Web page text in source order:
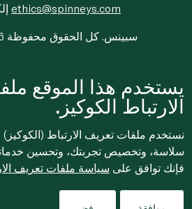
ethics@spinneys.com
© 2020-2026 سبينس. كل الحقوق محفوظة
يستخدم هذا الموقع
الارتباط الكوكيز.
نستخدم ملفات تعريف الارتباط
سلاسة، وتخصيص تجربتك، وتحسين
فإنك توافق على سياسة ملفات تعريف